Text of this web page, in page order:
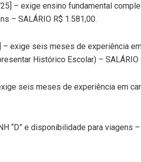
– exige ensino fundamental
– SALÁRIO R$ 1.581,00.
exige seis meses de experiência
Histórico Escolar) – SALÁRIO
seis meses de experiência em
“D” e disponibilidade para viagens –